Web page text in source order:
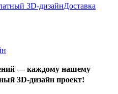
3D-дизайнДоставка
— каждому нашему
3D-дизайн проект!